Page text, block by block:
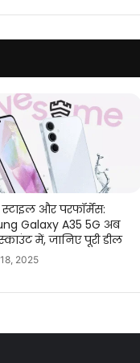
और परफॉर्मेंस:
Galaxy A35 5G अब
में, जानिए पूरी डील
2025